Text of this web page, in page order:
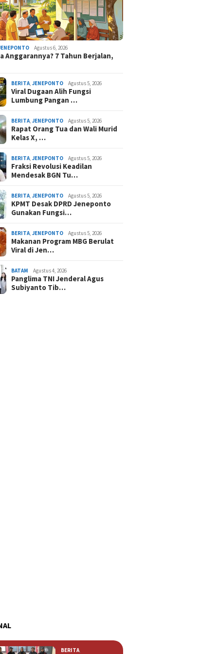
Agustus 6, 2026
Anggarannya? 7 Tahun Berjalan,
BERITA ,JENEPONTO Agustus 5, 2026
Viral Dugaan Alih Fungsi
Lumbung Pangan …
BERITA ,JENEPONTO Agustus 5, 2026
Rapat Orang Tua dan Wali Murid
Kelas X, …
BERITA ,JENEPONTO Agustus 5, 2026
Fraksi Revolusi Keadilan
Mendesak BGN Tu…
BERITA ,JENEPONTO Agustus 5, 2026
KPMT Desak DPRD Jeneponto
Gunakan Fungsi…
BERITA ,JENEPONTO Agustus 5, 2026
Makanan Program MBG Berulat
Viral di Jen…
BATAM Agustus 4, 2026
Panglima TNI Jenderal Agus
Subiyanto Tib…
BERITA